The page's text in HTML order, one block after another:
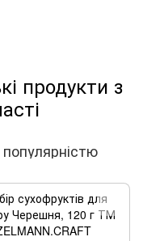
продукти з